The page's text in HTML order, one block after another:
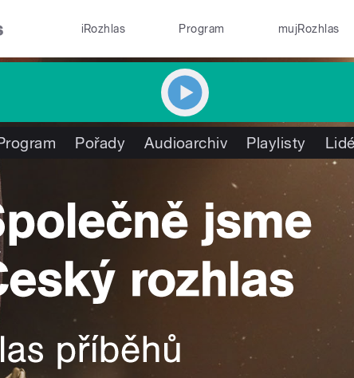
iRozhlas Program mujRozhlas
Pořady Audioarchiv Playlisty Lidé